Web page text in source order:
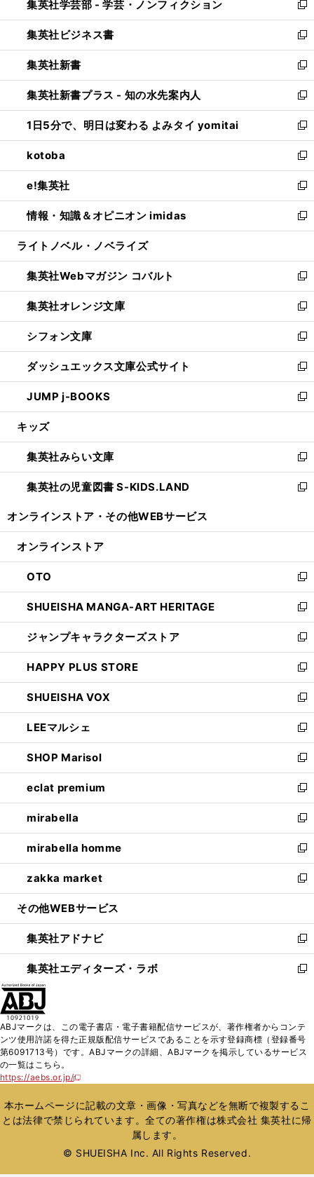
く
で
開
く
ド
ウ
で
開
く
ィ
ン
ド
ウ
で
開
く
集英社学芸部 - 学芸・ノンフィクション
新
し
い
ウ
ィ
ン
ド
ウ
で
開
く
集英社ビジネス書
新
し
い
ウ
ィ
ン
ド
ウ
で
開
く
集英社新書
新
し
い
ウ
ィ
ン
ド
ウ
で
開
く
集英社新書プラス - 知の水先案内人
新
し
い
ウ
ィ
ン
ド
ウ
で
開
1日5分で、明日は変わる よみタイ yomitai
新
し
い
ウ
ィ
ン
ド
ウ
開
く
kotoba
新
し
い
ウ
ィ
ン
ウ
で
開
く
e!集英社
新
し
い
ウ
ン
ド
ウ
で
開
く
情報・知識＆オピニオン imidas
新
し
ウ
ィ
ン
ド
ウ
で
開
く
ライトノベル・ノベライズ
集英社Webマガジン コバルト
新
し
い
ウ
ィ
ン
ド
ウ
で
開
集英社オレンジ文庫
新
し
い
ウ
ィ
ン
ド
ウ
開
く
シフォン文庫
新
し
い
ウ
ィ
ン
ウ
で
開
く
ダッシュエックス文庫公式サイト
新
し
い
ウ
ン
ド
ウ
で
JUMP j-BOOKS
新
し
ウ
ィ
ン
ド
開
キッズ
集英社みらい文庫
新
し
い
ン
ウ
で
開
く
集英社の児童図書 S-KIDS.LAND
新
ウ
ン
ド
ウ
で
開
く
オンラインストア・ その他WEBサービス
オンラインストア
OTO
新
し
い
ウ
ィ
ン
ド
ウ
で
開
く
SHUEISHA MANGA-ART HERITAGE
新
し
い
ウ
ィ
ン
ド
ウ
で
開
く
ジャンプキャラクターズストア
新
し
い
ウ
ィ
ン
ド
ウ
で
開
く
HAPPY PLUS STORE
新
し
い
ウ
ィ
ン
ド
ウ
で
開
く
SHUEISHA VOX
新
し
い
ウ
ィ
ン
ド
ウ
で
開
く
LEEマルシェ
新
し
い
ウ
ィ
ン
ド
ウ
で
開
く
SHOP Marisol
新
し
い
ウ
ィ
ン
ド
ウ
で
開
eclat premium
新
し
い
ウ
ィ
ン
ド
ウ
開
く
mirabella
新
し
い
ウ
ィ
ン
ウ
で
開
く
mirabella homme
新
し
い
ウ
ン
ド
ウ
で
zakka market
新
し
ウ
ィ
ン
ド
く
その他WEBサービス
集英社アドナビ
新
し
い
ド
ウ
で
集英社エディターズ・ラボ
新
ィ
ン
ド
開
く
ABJマークは、この電子書店・電子書籍配信サービスが、著作権者からコンテ
ンツ使用許諾を得た正規版配信サービスであることを示す登録商標（登録番号
第6091713号）です。ABJマークの詳細、ABJマークを掲示しているサービス
の一覧はこちら。
https://aebs.or.jp/
新
い
ウ
ィ
ウ
本ホームページに記載の文章・画像・写真などを無断で複製するこ
とは法律で禁じられています。全ての著作権は株式会社 集英社に帰
属します。
© SHUEISHA Inc. All Rights Reserved.